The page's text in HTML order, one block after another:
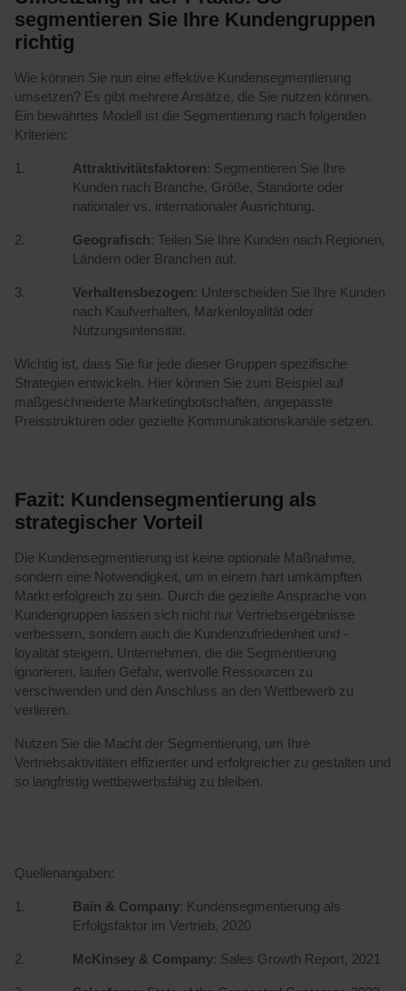
segmentieren Sie Ihre Kundengruppen
richtig
Wie können Sie nun eine effektive Kundensegmentierung
umsetzen? Es gibt mehrere Ansätze, die Sie nutzen können.
Ein bewährtes Modell ist die Segmentierung nach folgenden
Kriterien:
Attraktivitätsfaktoren: Segmentieren Sie Ihre
Kunden nach Branche, Größe, Standorte oder
nationaler vs. internationaler Ausrichtung.
Geografisch: Teilen Sie Ihre Kunden nach Regionen,
Ländern oder Branchen auf.
Verhaltensbezogen: Unterscheiden Sie Ihre Kunden
nach Kaufverhalten, Markenloyalität oder
Nutzungsintensität.
Wichtig ist, dass Sie für jede dieser Gruppen spezifische
Strategien entwickeln. Hier können Sie zum Beispiel auf
maßgeschneiderte Marketingbotschaften, angepasste
Preisstrukturen oder gezielte Kommunikationskanäle setzen.
Fazit: Kundensegmentierung als
strategischer Vorteil
Die Kundensegmentierung ist keine optionale Maßnahme,
sondern eine Notwendigkeit, um in einem hart umkämpften
Markt erfolgreich zu sein. Durch die gezielte Ansprache von
Kundengruppen lassen sich nicht nur Vertriebsergebnisse
verbessern, sondern auch die Kundenzufriedenheit und -
loyalität steigern. Unternehmen, die die Segmentierung
ignorieren, laufen Gefahr, wertvolle Ressourcen zu
verschwenden und den Anschluss an den Wettbewerb zu
verlieren.
Nutzen Sie die Macht der Segmentierung, um Ihre
Vertriebsaktivitäten effizienter und erfolgreicher zu gestalten und
so langfristig wettbewerbsfähig zu bleiben.
Quellenangaben:
Bain & Company: Kundensegmentierung als
Erfolgsfaktor im Vertrieb, 2020
McKinsey & Company: Sales Growth Report, 2021